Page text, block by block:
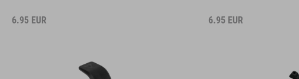
6.95 EUR 6.95 EUR